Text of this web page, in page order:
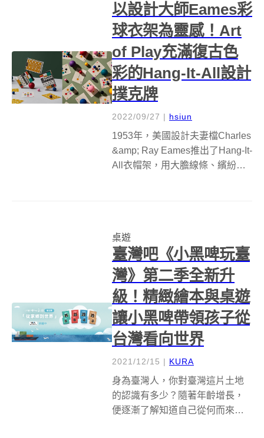
以設計大師Eames彩
球衣架為靈感！Art
of Play充滿復古色
彩的Hang-It-All設計
撲克牌
2022/09/27 | hsiun
1953年，美國設計夫妻檔Charles
&amp; Ray Eames推出了Hang-It-
All衣帽架，用大膽線條、繽紛又
桌遊
臺灣吧《小黑啤玩臺
灣》第二季全新升
級！精緻繪本與桌遊
讓小黑啤帶領孩子從
台灣看向世界
2021/12/15 | KURA
身為臺灣人，你對臺灣這片土地
的認識有多少？隨著年齡增長，
便逐漸了解知道自己從何而來是